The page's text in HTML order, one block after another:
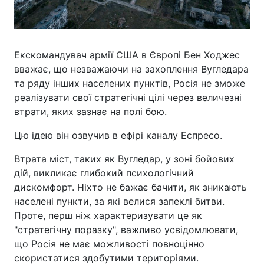
Екскомандувач армії США в Європі Бен Ходжес
вважає, що незважаючи на захоплення Вугледара
та ряду інших населених пунктів, Росія не зможе
реалізувати свої стратегічні цілі через величезні
втрати, яких зазнає на полі бою.
Цю ідею він озвучив в ефірі каналу Еспресо.
Втрата міст, таких як Вугледар, у зоні бойових
дій, викликає глибокий психологічний
дискомфорт. Ніхто не бажає бачити, як зникають
населені пункти, за які велися запеклі битви.
Проте, перш ніж характеризувати це як
"стратегічну поразку", важливо усвідомлювати,
що Росія не має можливості повноцінно
скористатися здобутими територіями.